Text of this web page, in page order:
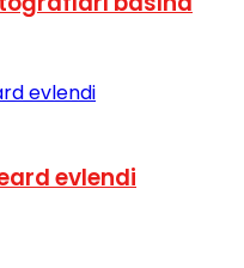
evlendi